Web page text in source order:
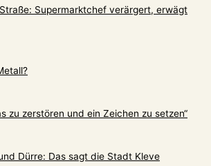
Supermarktchef verärgert, erwägt
zu zerstören und ein Zeichen zu setzen“
Dürre: Das sagt die Stadt Kleve